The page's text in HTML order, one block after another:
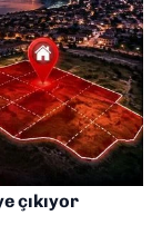
çıkıyor